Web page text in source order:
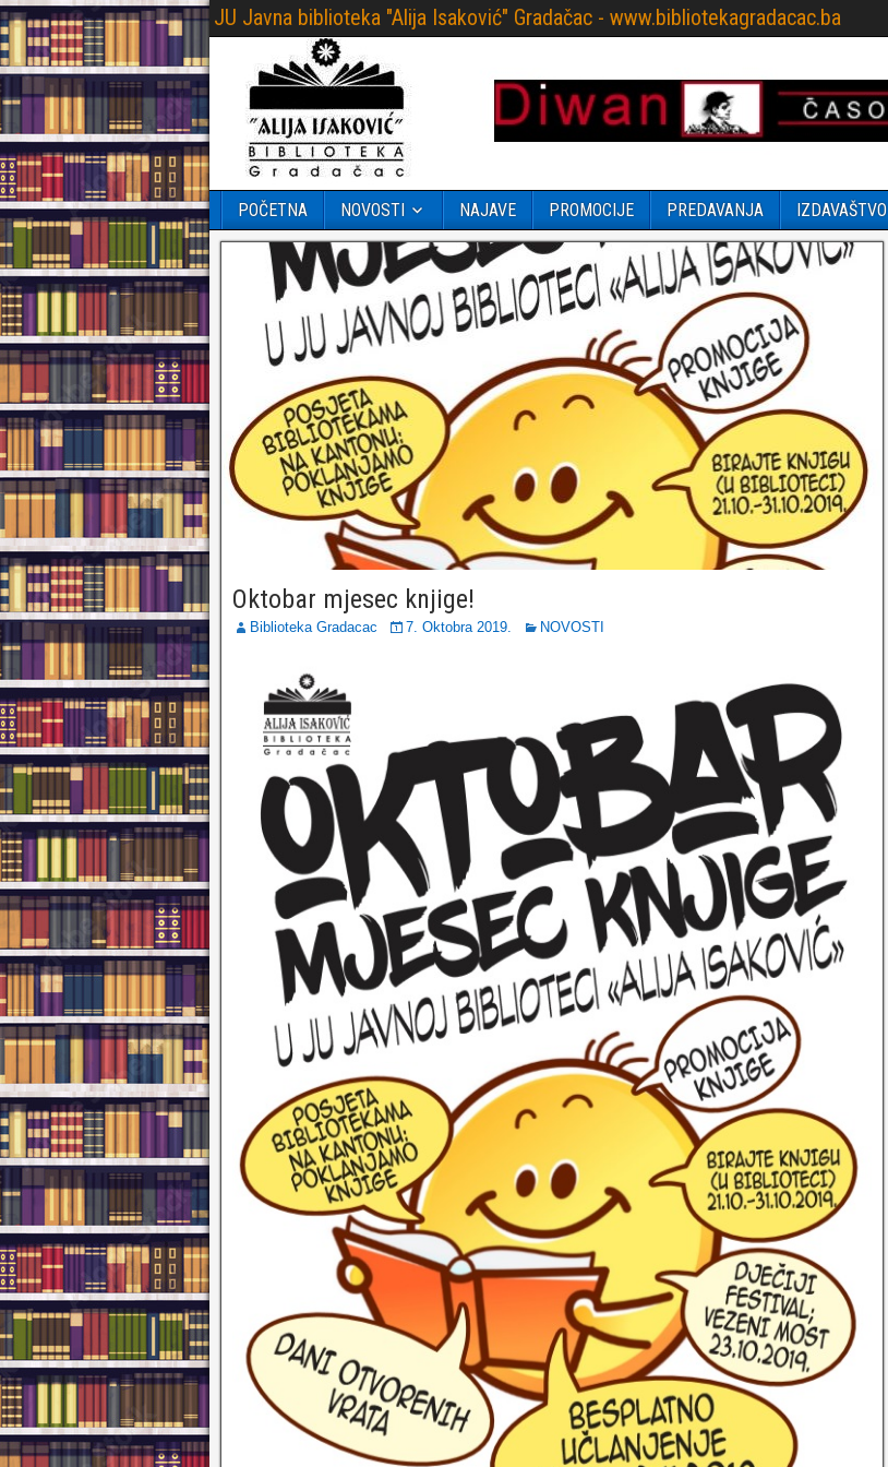
JU Javna biblioteka "Alija Isaković" Gradačac - www.bibliotekagradacac.ba
POČETNA NOVOSTI NAJAVE PROMOCIJE PREDAVANJA IZDAVAŠTVO
Oktobar mjesec knjige!
Biblioteka Gradacac 7. Oktobra 2019. NOVOSTI